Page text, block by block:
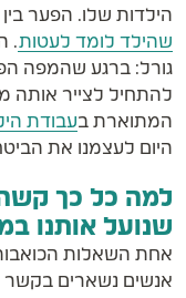
הילדות שלו. הפער
שהילד לומד לעטות.
גורל: ברגע שהמפה
להתחיל לצייר אותה
המתוארת בעבודת
היום לעצמנו את
למה כל כך קשה
שנועל אותנו
אחת השאלות
אנשים נשארים